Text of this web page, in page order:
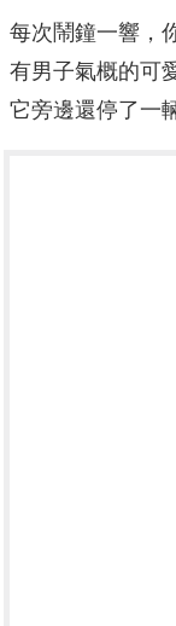
每次鬧鐘一響，
有男子氣概的可
它旁邊還停了一